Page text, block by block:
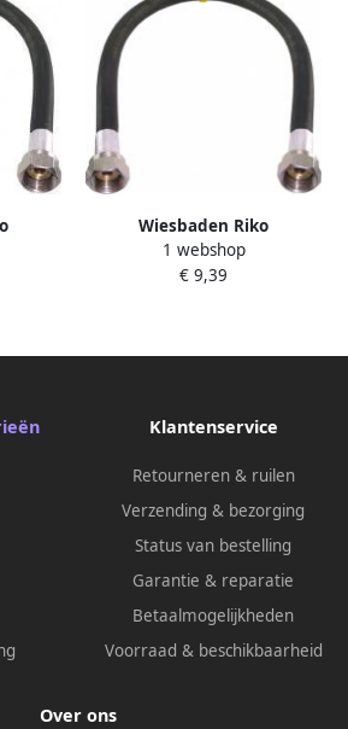
cm
Wiesbaden Riko
Gasslangsets Gastec 50 cm
1 webshop
€ 9,39
Klantenservice
Retourneren & ruilen
Verzending & bezorging
Status van bestelling
Garantie & reparatie
Betaalmogelijkheden
Voorraad & beschikbaarheid
Over ons